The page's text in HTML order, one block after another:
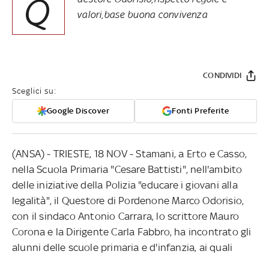
Q
valori,base buona convivenza
Sceglici su:
Google Discover Fonti Preferite
CONDIVIDI
(ANSA) - TRIESTE, 18 NOV - Stamani, a Erto e Casso,
nella Scuola Primaria "Cesare Battisti", nell'ambito
delle iniziative della Polizia "educare i giovani alla
legalità", il Questore di Pordenone Marco Odorisio,
con il sindaco Antonio Carrara, lo scrittore Mauro
Corona e la Dirigente Carla Fabbro, ha incontrato gli
alunni delle scuole primaria e d'infanzia, ai quali